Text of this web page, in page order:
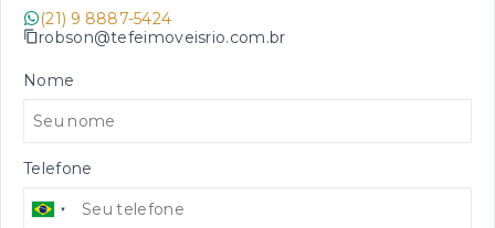
(21) 9 8887-5424
robson@tefeimoveisrio.com.br
Nome
Telefone